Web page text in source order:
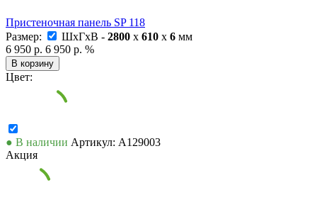
Пристеночная панель SP 118
Размер:
ШxГxВ - 2800 x 610 x 6 мм
6 950 р. 6 950 р. %
В корзину
Цвет:
● В наличии Артикул: А129003
Акция